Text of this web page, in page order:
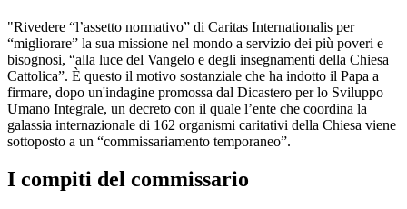
"Rivedere “l’assetto normativo” di Caritas Internationalis per
“migliorare” la sua missione nel mondo a servizio dei più poveri e
bisognosi, “alla luce del Vangelo e degli insegnamenti della Chiesa
Cattolica”. È questo il motivo sostanziale che ha indotto il Papa a
firmare, dopo un'indagine promossa dal Dicastero per lo Sviluppo
Umano Integrale, un decreto con il quale l’ente che coordina la
galassia internazionale di 162 organismi caritativi della Chiesa viene
sottoposto a un “commissariamento temporaneo”.
I compiti del commissario